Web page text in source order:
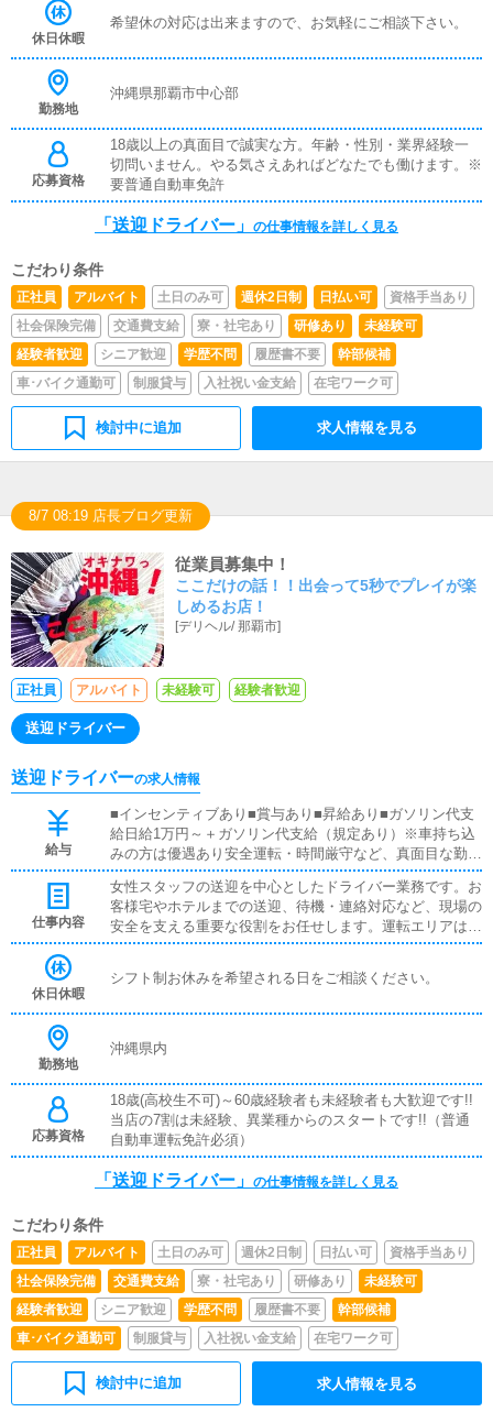
るお仕事です。運転が好きで、責任感のある方に最適な職
休日休暇
希望休の対応は出来ますので、お気軽にご相談下さい。
勤務地
沖縄県那覇市中心部
応募資格
18歳以上の真面目で誠実な方。年齢・性別・業界経験一
切問いません。やる気さえあればどなたでも働けます。※
要普通自動車免許
「送迎ドライバー」 の仕事情報を詳しく見る
こだわり条件
正社員 アルバイト 土日のみ可 週休2日制 日払い可
資格手当あり
社会保険完備
交通費支給 寮・社宅あり 研修あり
未経験可
経験者歓迎
シニア歓迎 学歴不問 履歴書不要
幹部候補
車･バイク通勤可
制服貸与 入社祝い金支給 在宅ワーク可
検討中に追加 求人情報を見る
8/7 08:19 店長ブログ更新
従業員募集中！
ここだけの話！！出会って5秒でプレイが楽
しめるお店！
[デリヘル/那覇市]
正社員 アルバイト 未経験可 経験者歓迎
送迎ドライバー
送迎ドライバーの求人情報
給与
■インセンティブあり■賞与あり■昇給あり■ガソリン代支
給日給1万円～＋ガソリン代支給（規定あり）※車持ち込
みの方は優遇あり安全運転・時間厳守など、真面目な勤務
をしっかり評価します。勤務日数・時間は希望に合わせて
調整可能！短時間でもしっかり稼げる環境です。まずは気
軽にお問い合わせください。
仕事内容
女性スタッフの送迎を中心としたドライバー業務です。お
客様宅やホテルまでの送迎、待機・連絡対応など、現場の
安全を支える重要な役割をお任せします。運転エリアは熊
本市内および近郊。長距離運転はありません。安全運転・
務時間は柔軟に対応。昼だけ・夜だけ・週末のみなど、あ
ソリン代支給（規定あり）、車両手当もあります。
休日休暇
シフト制お休みを希望される日をご相談ください。
勤務地
沖縄県内
応募資格
18歳(高校生不可)～60歳経験者も未経験者も大歓迎です!!
当店の7割は未経験、異業種からのスタートです!!（普通
自動車運転免許必須）
「送迎ドライバー」 の仕事情報を詳しく見る
こだわり条件
正社員 アルバイト 土日のみ可 週休2日制 日払い可
資格手当あり
社会保険完備
交通費支給 寮・社宅あり 研修あり
未経験可
経験者歓迎
シニア歓迎 学歴不問 履歴書不要
幹部候補
車･バイク通勤可
制服貸与 入社祝い金支給 在宅ワーク可
検討中に追加 求人情報を見る